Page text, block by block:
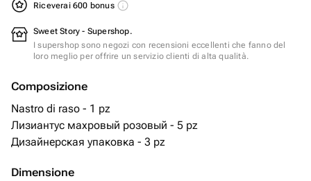
Riceverai 600 bonus
Sweet Story - Supershop.
I supershop sono negozi con recensioni eccellenti che fanno del
loro meglio per offrire un servizio clienti di alta qualità.
Composizione
Nastro di raso - 1 pz
Лизиантус махровый розовый - 5 pz
Дизайнерская упаковка - 3 pz
Dimensione